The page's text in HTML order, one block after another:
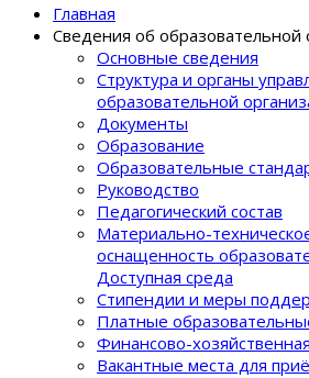
Главная
Сведения об образовательной
Основные сведения
Структура и органы
образовательной
Документы
Образование
Образовательные
Руководство
Педагогический состав
Материально-
оснащенность
Доступная среда
Стипендии и меры
Платные
Финансово-
Вакантные места для